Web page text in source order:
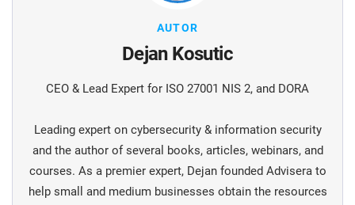
AUTOR
Dejan Kosutic
CEO & Lead Expert for ISO 27001 NIS 2, and DORA
Leading expert on cybersecurity & information security
and the author of several books, articles, webinars, and
courses. As a premier expert, Dejan founded Advisera to
help small and medium businesses obtain the resources